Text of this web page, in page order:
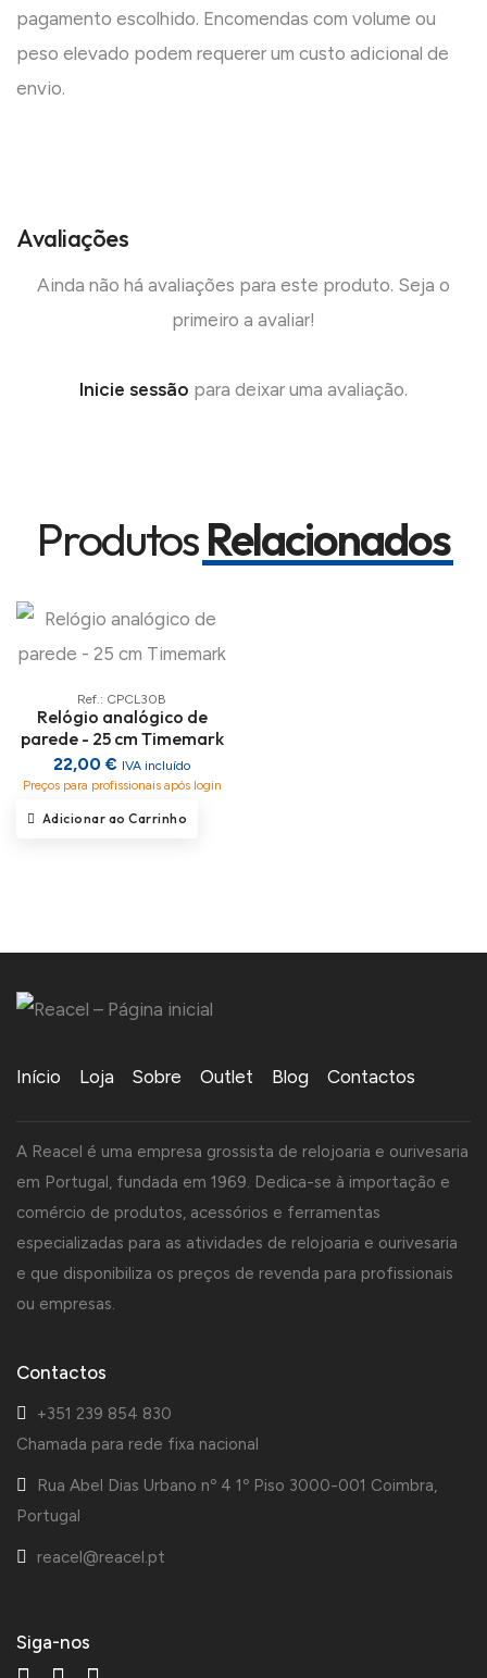
pagamento escolhido. Encomendas com volume ou
peso elevado podem requerer um custo adicional de
envio.
Avaliações
Ainda não há avaliações para este produto. Seja o
primeiro a avaliar!
Inicie sessão para deixar uma avaliação.
ProdutosRelacionados
Ref.: CPCL30B
Relógio analógico de
parede - 25 cm Timemark
22,00 € IVA incluído
Preços para profissionais após login
Adicionar ao Carrinho
Início Loja Sobre Outlet Blog Contactos
A Reacel é uma empresa grossista de relojoaria e ourivesaria
em Portugal, fundada em 1969. Dedica-se à importação e
comércio de produtos, acessórios e ferramentas
especializadas para as atividades de relojoaria e ourivesaria
e que disponibiliza os preços de revenda para profissionais
ou empresas.
Contactos
+351 239 854 830
Chamada para rede fixa nacional
Rua Abel Dias Urbano nº 4 1º Piso 3000-001 Coimbra,
Portugal
reacel@reacel.pt
Siga-nos